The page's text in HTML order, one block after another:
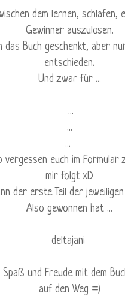
dem lernen,
Gewinner auszulosen.
das Buch geschenkt, aber
entschieden.
Und zwar für ...
...
...
...
vergessen euch im
mir folgt xD
der erste Teil der
Also gewonnen hat ...
deltajani
und Freude mit dem
auf den Weg =)